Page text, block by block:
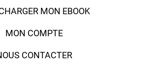
MON EBOOK
MON COMPTE
CONTACTER